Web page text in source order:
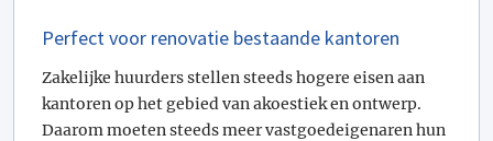
Perfect voor renovatie bestaande kantoren
Zakelijke huurders stellen steeds hogere eisen aan
kantoren op het gebied van akoestiek en ontwerp.
Daarom moeten steeds meer vastgoedeigenaren hun